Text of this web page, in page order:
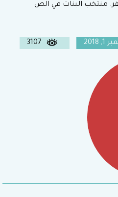
منتخب البنات في الص
2018
3107